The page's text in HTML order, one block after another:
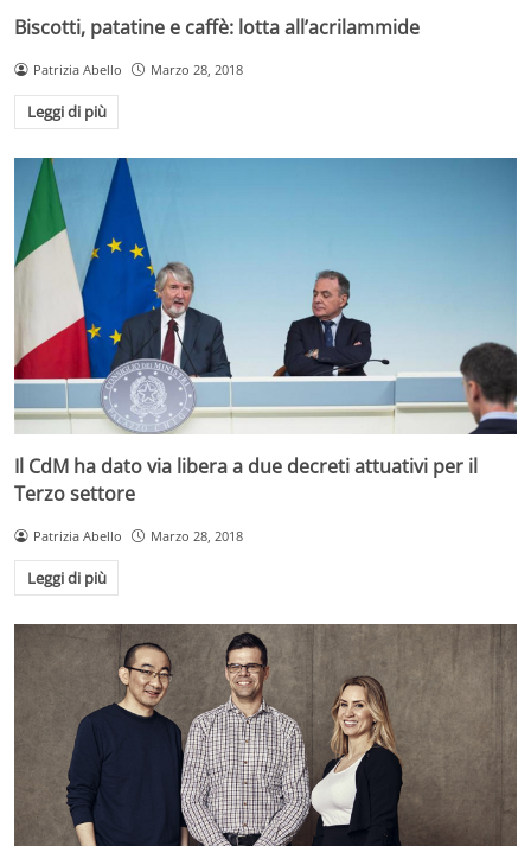
Biscotti, patatine e caffè: lotta all’acrilammide
Patrizia Abello Marzo 28, 2018
Leggi di più
Il CdM ha dato via libera a due decreti attuativi per il
Terzo settore
Patrizia Abello Marzo 28, 2018
Leggi di più